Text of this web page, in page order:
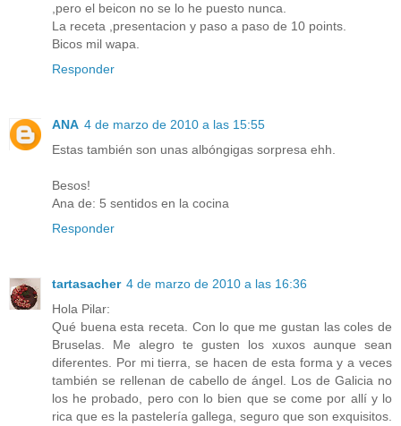
,pero el beicon no se lo he puesto nunca.
La receta ,presentacion y paso a paso de 10 points.
Bicos mil wapa.
Responder
ANA 4 de marzo de 2010 a las 15:55
Estas también son unas albóngigas sorpresa ehh.
Besos!
Ana de: 5 sentidos en la cocina
Responder
tartasacher 4 de marzo de 2010 a las 16:36
Hola Pilar:
Qué buena esta receta. Con lo que me gustan las coles de
Bruselas. Me alegro te gusten los xuxos aunque sean
diferentes. Por mi tierra, se hacen de esta forma y a veces
también se rellenan de cabello de ángel. Los de Galicia no
los he probado, pero con lo bien que se come por allí y lo
rica que es la pastelería gallega, seguro que son exquisitos.